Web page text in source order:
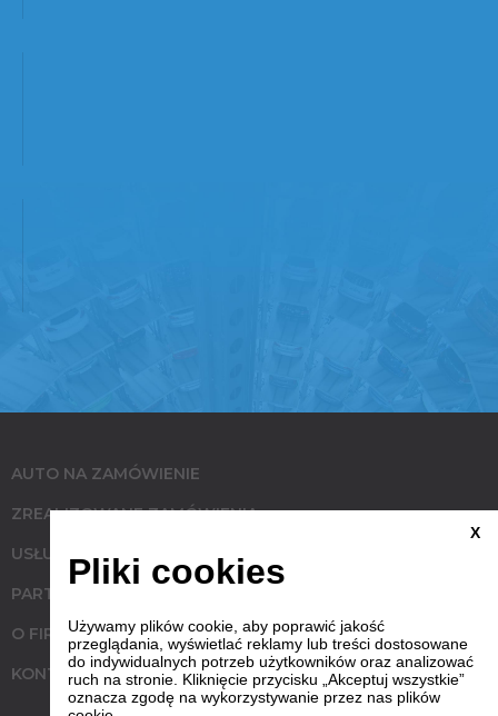
AUTO NA ZAMÓWIENIE
ZREALIZOWANE ZAMÓWIENIA
USŁUGI
PARTNERZY
O FIRMIE
KONTAKT
X
Pliki cookies
Używamy plików cookie, aby poprawić jakość
przeglądania, wyświetlać reklamy lub treści dostosowane
do indywidualnych potrzeb użytkowników oraz analizować
ruch na stronie. Kliknięcie przycisku „Akceptuj wszystkie”
oznacza zgodę na wykorzystywanie przez nas plików